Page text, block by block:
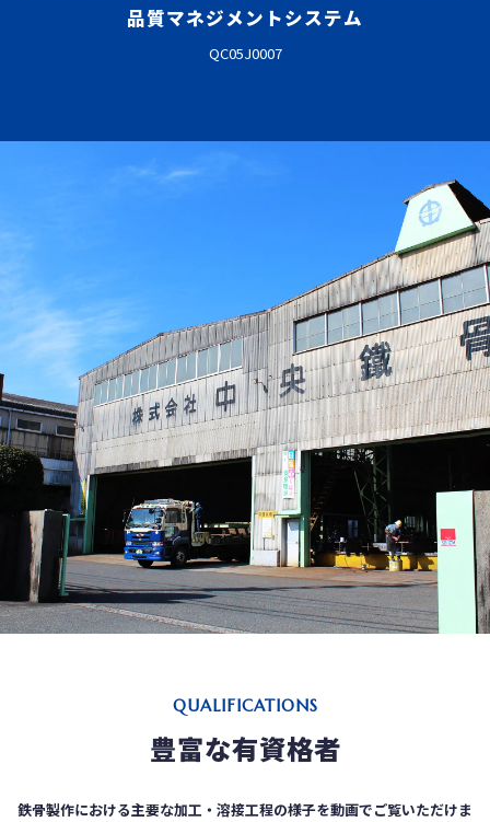
品質マネジメントシステム
QC05J0007
QUALIFICATIONS
豊富な有資格者
鉄骨製作における主要な加工・溶接工程の様子を動画でご覧いただけま